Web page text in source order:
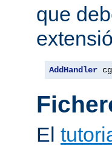
que
AddHandler
El